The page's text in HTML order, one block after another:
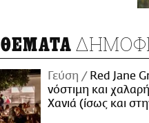
ΘΕΜΑΤΑ
Γεύση
Red Jane
νόστιμη και
Χανιά (ίσως και